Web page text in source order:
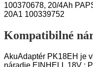
100370678, 20/4Ah
20A1 100339752
Kompatibilné
AkuAdaptér PK18EH je
náradie EINHELL 18V :